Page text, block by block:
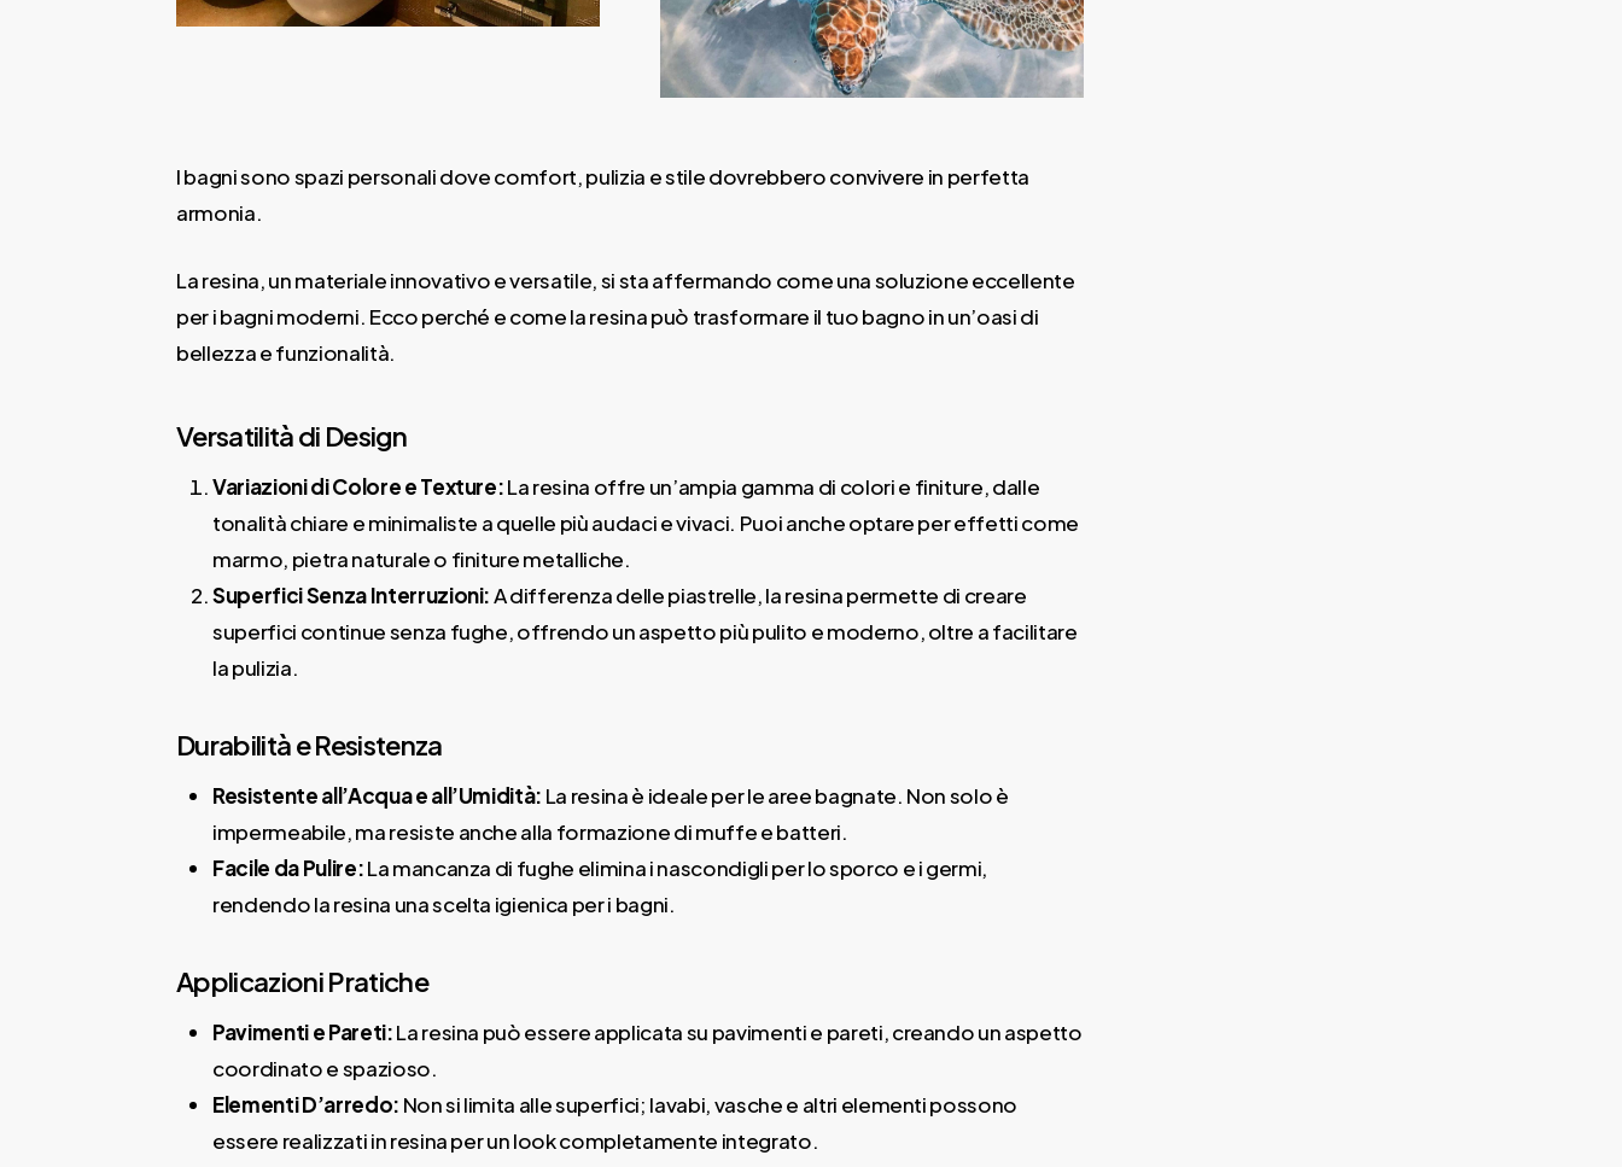
I bagni sono spazi personali dove comfort, pulizia e stile dovrebbero convivere in perfetta
armonia.
La resina, un materiale innovativo e versatile, si sta affermando come una soluzione eccellente
per i bagni moderni. Ecco perché e come la resina può trasformare il tuo bagno in un’oasi di
bellezza e funzionalità.
Versatilità di Design
Variazioni di Colore e Texture:La resina offre un’ampia gamma di colori e finiture, dalle
tonalità chiare e minimaliste a quelle più audaci e vivaci. Puoi anche optare per effetti come
marmo, pietra naturale o finiture metalliche.
Superfici Senza Interruzioni:A differenza delle piastrelle, la resina permette di creare
superfici continue senza fughe, offrendo un aspetto più pulito e moderno, oltre a facilitare
la pulizia.
Durabilità e Resistenza
Resistente all’Acqua e all’Umidità: La resina è ideale per le aree bagnate. Non solo è
impermeabile, ma resiste anche alla formazione di muffe e batteri.
Facile da Pulire:La mancanza di fughe elimina i nascondigli per lo sporco e i germi,
rendendo la resina una scelta igienica per i bagni.
Applicazioni Pratiche
Pavimenti e Pareti:La resina può essere applicata su pavimenti e pareti, creando un aspetto
coordinato e spazioso.
Elementi D’arredo: Non si limita alle superfici; lavabi, vasche e altri elementi possono
essere realizzati in resina per un look completamente integrato.